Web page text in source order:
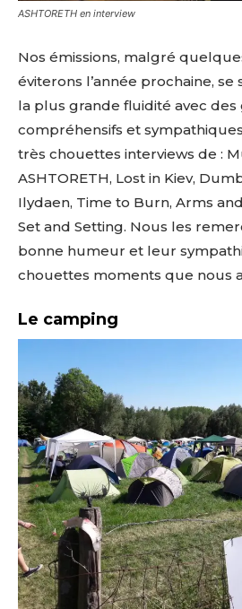
ASHTORETH en interview
Nos émissions, malgré
éviterons l’année prochaine,
la plus grande fluidité avec
compréhensifs et
très chouettes interviews de :
ASHTORETH, Lost in Kiev,
Ilydaen, Time to Burn, Arms
Set and Setting. Nous les
bonne humeur et leur
chouettes moments que nous
Le camping